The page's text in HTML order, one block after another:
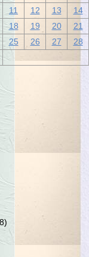
11 12 13
14
18 19 20
21
25 26 27
28